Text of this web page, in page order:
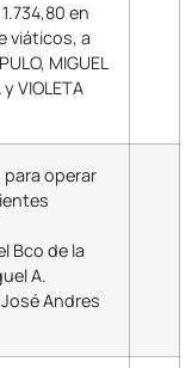
en
viáticos, a
MIGUEL
VIOLETA
operar
Bco de la
A.
Andres